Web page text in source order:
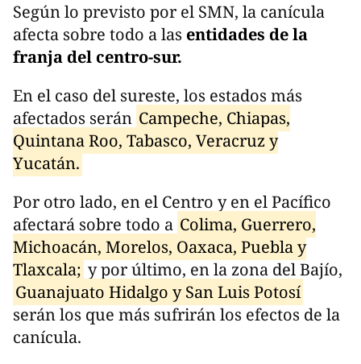
Según lo previsto por el SMN, la canícula
afecta sobre todo a las entidades de la
franja del centro-sur.
En el caso del sureste, los estados más
afectados serán Campeche, Chiapas,
Quintana Roo, Tabasco, Veracruz y
Yucatán.
Por otro lado, en el Centro y en el Pacífico
afectará sobre todo a Colima, Guerrero,
Michoacán, Morelos, Oaxaca, Puebla y
Tlaxcala; y por último, en la zona del Bajío,
Guanajuato Hidalgo y San Luis Potosí
serán los que más sufrirán los efectos de la
canícula.